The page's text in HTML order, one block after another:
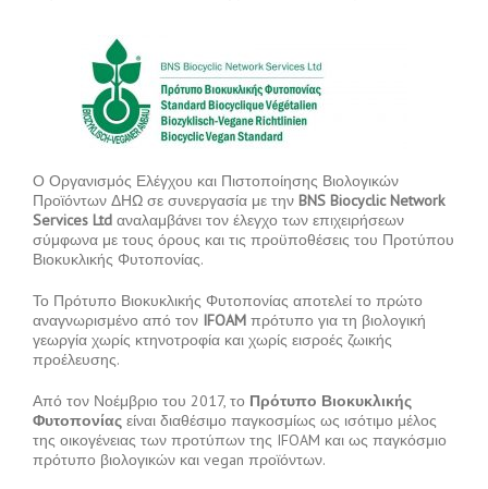
Ο Οργανισμός Ελέγχου και Πιστοποίησης Βιολογικών
Προϊόντων ΔΗΩ σε συνεργασία με την BNS Biocyclic Network
Services Ltd αναλαμβάνει τον έλεγχο των επιχειρήσεων
σύμφωνα με τους όρους και τις προϋποθέσεις του Προτύπου
Βιοκυκλικής Φυτοπονίας.
Το Πρότυπο Βιοκυκλικής Φυτοπονίας αποτελεί το πρώτο
αναγνωρισμένο από τον IFOAM πρότυπο για τη βιολογική
γεωργία χωρίς κτηνοτροφία και χωρίς εισροές ζωικής
προέλευσης.
Από τον Νοέμβριο του 2017, το Πρότυπο Βιοκυκλικής
Φυτοπονίας είναι διαθέσιμο παγκοσμίως ως ισότιμο μέλος
της οικογένειας των προτύπων της IFOAM και ως παγκόσμιο
πρότυπο βιολογικών και vegan προϊόντων.